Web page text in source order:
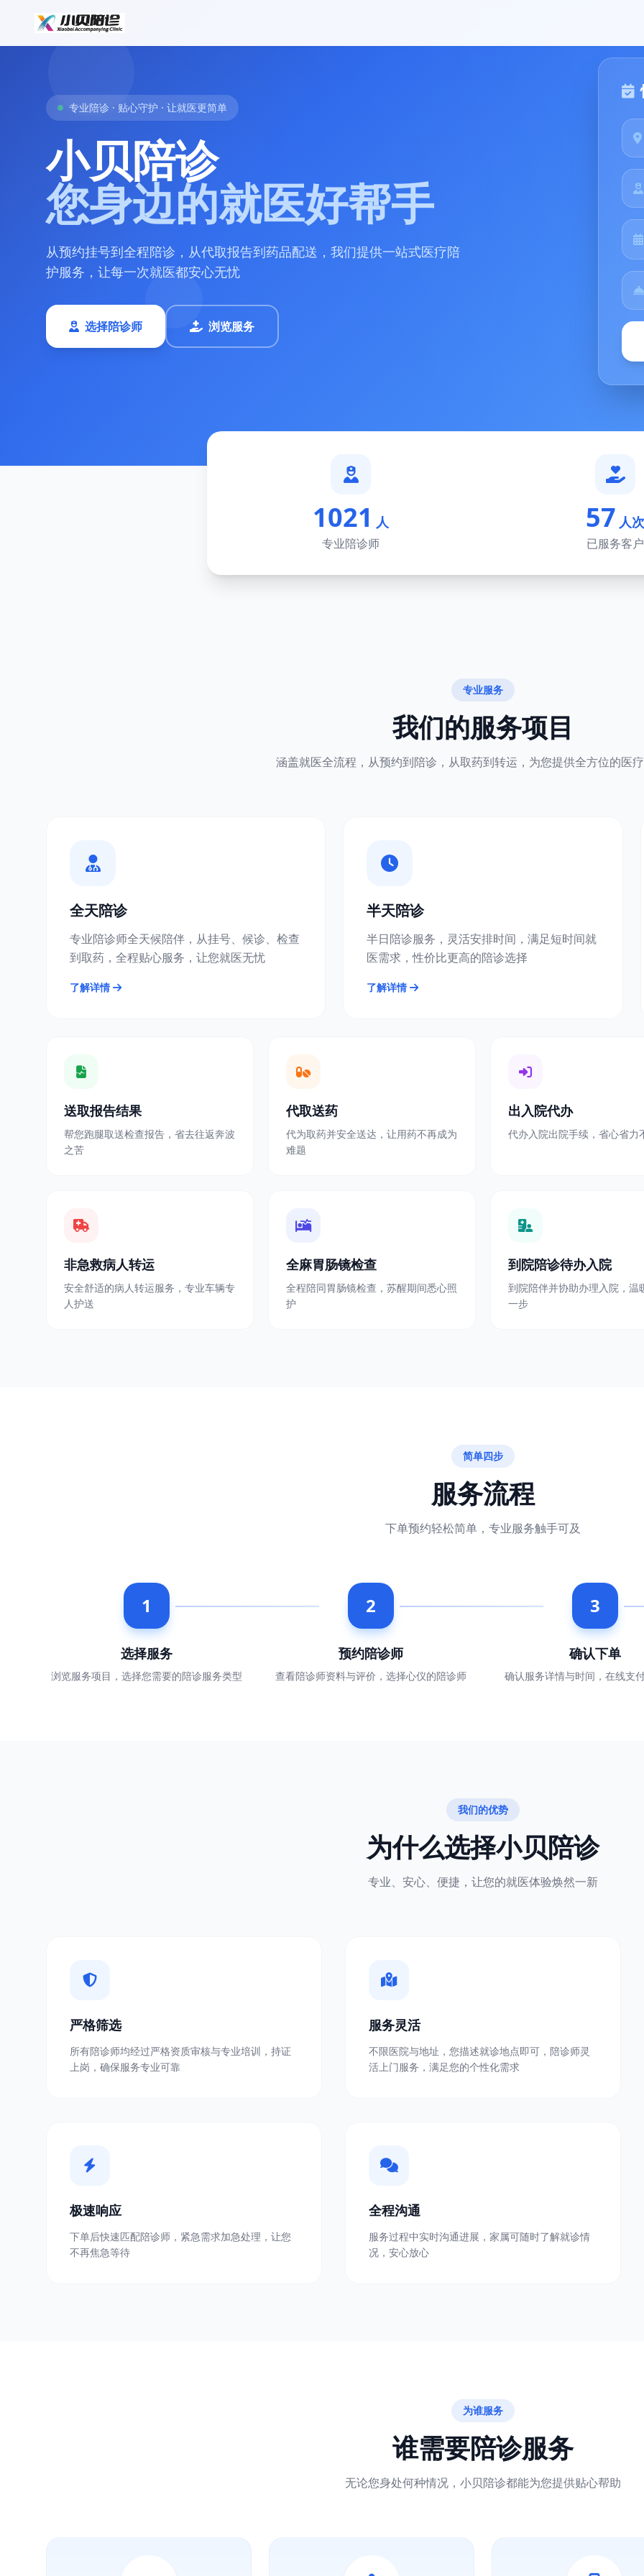
专业陪诊 · 贴心守护 · 让就医更简单
小贝陪诊
您身边的就医好帮手
从预约挂号到全程陪诊，从代取报告到药品配送，我们提供一站式医疗陪
护服务，让每一次就医都安心无忧
选择陪诊师 浏览服务
1021 人
专业陪诊师
57 人次
已服务客户
专业服务
我们的服务项目
涵盖就医全流程，从预约到陪诊，从取药到转运，为您提供全方位的医
全天陪诊
专业陪诊师全天候陪伴，从挂号、候诊、检查
到取药，全程贴心服务，让您就医无忧
了解详情
半天陪诊
半日陪诊服务，灵活安排时间，满足短时间就
医需求，性价比更高的陪诊选择
了解详情
送取报告结果
帮您跑腿取送检查报告，省去往返奔波
之苦
代取送药
代为取药并安全送达，让用药不再成为
难题
出入院代办
代办入院出院手续，省心省力
非急救病人转运
安全舒适的病人转运服务，专业车辆专
人护送
全麻胃肠镜检查
全程陪同胃肠镜检查，苏醒期间悉心照
护
到院陪诊待办入院
到院陪伴并协助办理入院，温
一步
简单四步
服务流程
下单预约轻松简单，专业服务触手可及
1
选择服务
浏览服务项目，选择您需要的陪诊服务类型
2
预约陪诊师
查看陪诊师资料与评价，选择心仪的陪诊师
3
确认下单
确认服务详情与时间，在线支
我们的优势
为什么选择小贝陪诊
专业、安心、便捷，让您的就医体验焕然一新
严格筛选
所有陪诊师均经过严格资质审核与专业培训，持证
上岗，确保服务专业可靠
服务灵活
不限医院与地址，您描述就诊地点即可，陪诊师灵
活上门服务，满足您的个性化需求
极速响应
下单后快速匹配陪诊师，紧急需求加急处理，让您
不再焦急等待
全程沟通
服务过程中实时沟通进展，家属可随时了解就诊情
况，安心放心
为谁服务
谁需要陪诊服务
无论您身处何种情况，小贝陪诊都能为您提供贴心帮助